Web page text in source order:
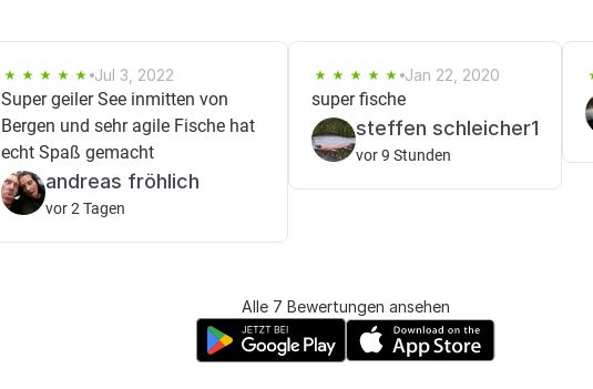
Jul 3, 2022
Super geiler See inmitten von
Bergen und sehr agile Fische hat
echt Spaß gemacht
andreas fröhlich
vor 2 Tagen
Jan 22, 2020
super fische
steffen schleicher1
vor 9 Stunden
Alle 7 Bewertungen ansehen